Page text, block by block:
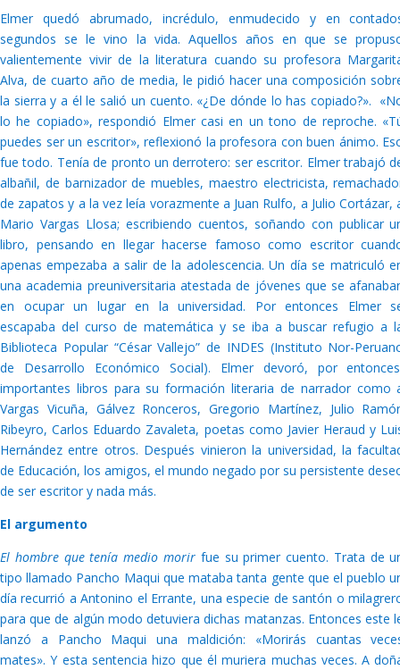
Elmer quedó abrumado, incrédulo, enmudecido y en
segundos se le vino la vida. Aquellos años en que se
valientemente vivir de la literatura cuando su profesora
Alva, de cuarto año de media, le pidió hacer una composición
la sierra y a él le salió un cuento. «¿De dónde lo has copiado?».
lo he copiado», respondió Elmer casi en un tono de reproche.
puedes ser un escritor», reflexionó la profesora con buen ánimo.
fue todo. Tenía de pronto un derrotero: ser escritor. Elmer trabajó
albañil, de barnizador de muebles, maestro electricista,
de zapatos y a la vez leía vorazmente a Juan Rulfo, a Julio Cortázar,
Mario Vargas Llosa; escribiendo cuentos, soñando con publicar
libro, pensando en llegar hacerse famoso como escritor
apenas empezaba a salir de la adolescencia. Un día se matriculó
una academia preuniversitaria atestada de jóvenes que se
en ocupar un lugar en la universidad. Por entonces Elmer
escapaba del curso de matemática y se iba a buscar refugio a
Biblioteca Popular “César Vallejo” de INDES (Instituto Nor-
de Desarrollo Económico Social). Elmer devoró, por
importantes libros para su formación literaria de narrador como
Vargas Vicuña, Gálvez Ronceros, Gregorio Martínez, Julio
Ribeyro, Carlos Eduardo Zavaleta, poetas como Javier Heraud y
Hernández entre otros. Después vinieron la universidad, la
de Educación, los amigos, el mundo negado por su persistente
de ser escritor y nada más.
El argumento
El hombre que tenía medio morirfue su primer cuento. Trata de
tipo llamado Pancho Maqui que mataba tanta gente que el pueblo
día recurrió a Antonino el Errante, una especie de santón o
para que de algún modo detuviera dichas matanzas. Entonces este
lanzó a Pancho Maqui una maldición: «Morirás cuantas
mates». Y esta sentencia hizo que él muriera muchas veces. A